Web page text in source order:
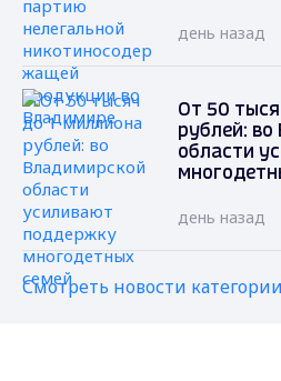
день назад
От 50
рублей:
области
день назад
Смотреть новости